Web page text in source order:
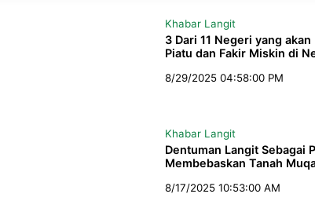
Khabar Langit
3 Dari 11 Negeri yang
Piatu dan Fakir Miskin di
8/29/2025 04:58:00 PM
Khabar Langit
Dentuman Langit Sebagai
Membebaskan Tanah
8/17/2025 10:53:00 AM